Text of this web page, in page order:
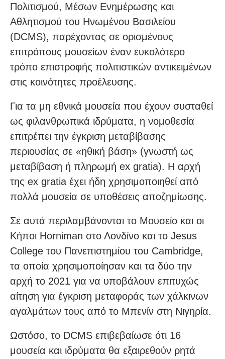
Πολιτισμού, Μέσων Ενημέρωσης και
Αθλητισμού του Ηνωμένου Βασιλείου
(DCMS), παρέχοντας σε ορισμένους
επιτρόπους μουσείων έναν ευκολότερο
τρόπο επιστροφής πολιτιστικών αντικειμένων
στις κοινότητες προέλευσης.
Για τα μη εθνικά μουσεία που έχουν συσταθεί
ως φιλανθρωπικά ιδρύματα, η νομοθεσία
επιτρέπει την έγκριση μεταβίβασης
περιουσίας σε «ηθική βάση» (γνωστή ως
μεταβίβαση ή πληρωμή ex gratia). Η αρχή
της ex gratia έχει ήδη χρησιμοποιηθεί από
πολλά μουσεία σε υποθέσεις αποζημίωσης.
Σε αυτά περιλαμβάνονται το Μουσείο και οι
Κήποι Horniman στο Λονδίνο και το Jesus
College του Πανεπιστημίου του Cambridge,
τα οποία χρησιμοποίησαν και τα δύο την
αρχή το 2021 για να υποβάλουν επιτυχώς
αίτηση για έγκριση μεταφοράς των χάλκινων
αγαλμάτων τους από το Μπενίν στη Νιγηρία.
Ωστόσο, το DCMS επιβεβαίωσε ότι 16
μουσεία και ιδρύματα θα εξαιρεθούν ρητά